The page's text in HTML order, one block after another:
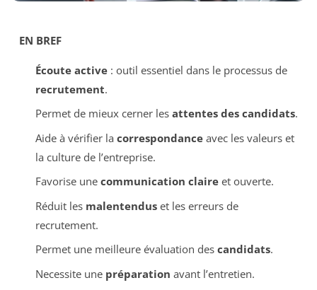
EN BREF
Écoute active: outil essentiel dans le processus de
recrutement.
Permet de mieux cerner les attentes des candidats.
Aide à vérifier la correspondanceavec les valeurs et
la culture de l’entreprise.
Favorise une communication claireet ouverte.
Réduit les malentenduset les erreurs de
recrutement.
Permet une meilleure évaluation des candidats.
Necessite une préparation avant l’entretien.